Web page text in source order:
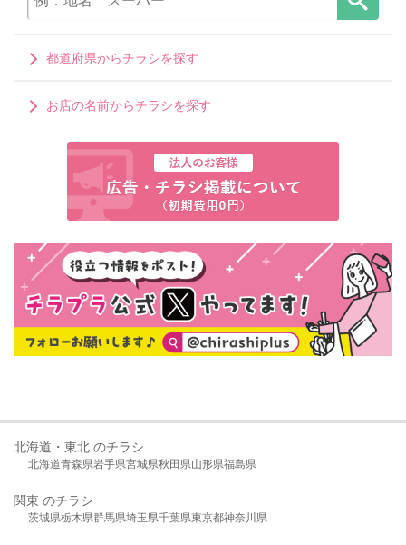
都道府県からチラシを探す
お店の名前からチラシを探す
北海道・東北 のチラシ
北海道青森県岩手県宮城県秋田県山形県福島県
関東 のチラシ
茨城県栃木県群馬県埼玉県千葉県東京都神奈川県